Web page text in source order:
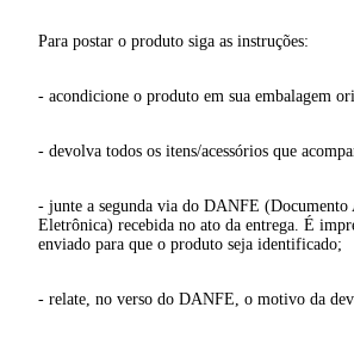
Para postar o produto siga as instruções:
- acondicione o produto em sua embalagem
- devolva todos os itens/acessórios que
- junte a segunda via do DANFE
Eletrônica) recebida no ato da entrega. É
enviado para que o produto seja identificado;
- relate, no verso do DANFE, o motivo da